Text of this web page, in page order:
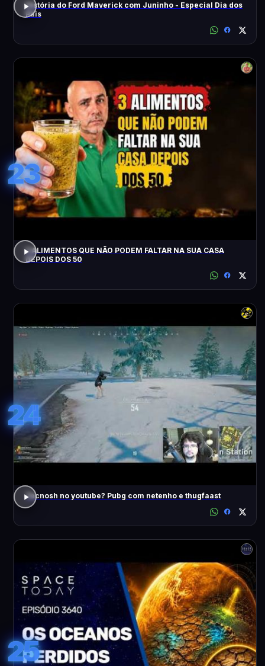
História do Ford Maverick com Juninho - Especial Dia dos
Pais
23
3 ALIMENTOS QUE NÃO PODEM FALTAR NA SUA CASA
DEPOIS DOS 50
24
Tecnosh no youtube? Pubg com netenho e thugfaast
25